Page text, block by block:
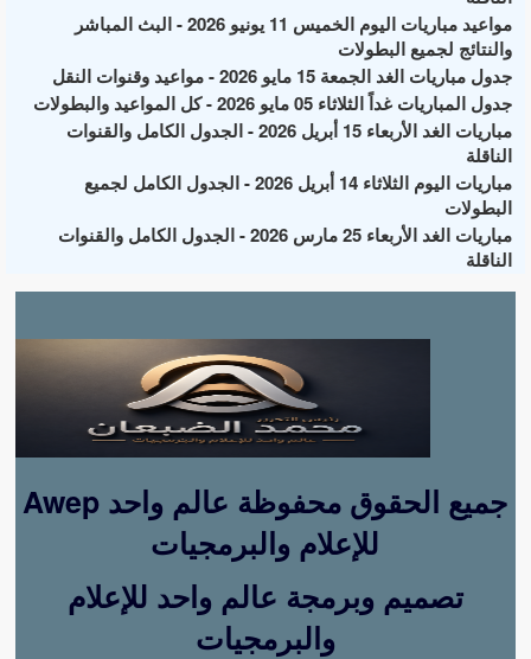
مواعيد مباريات اليوم الخميس 11 يونيو 2026 - البث المباشر
والنتائج لجميع البطولات
جدول مباريات الغد الجمعة 15 مايو 2026 - مواعيد وقنوات النقل
جدول المباريات غداً الثلاثاء 05 مايو 2026 - كل المواعيد والبطولات
مباريات الغد الأربعاء 15 أبريل 2026 - الجدول الكامل والقنوات
الناقلة
مباريات اليوم الثلاثاء 14 أبريل 2026 - الجدول الكامل لجميع
البطولات
مباريات الغد الأربعاء 25 مارس 2026 - الجدول الكامل والقنوات
الناقلة
Awep جميع الحقوق محفوظة عالم واحد
للإعلام والبرمجيات
تصميم وبرمجة عالم واحد للإعلام
والبرمجيات